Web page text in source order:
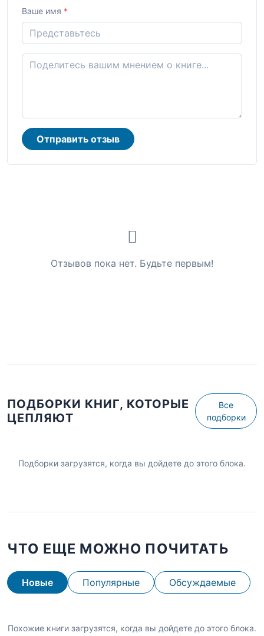
Ваше имя *
Отправить отзыв
Отзывов пока нет. Будьте первым!
ПОДБОРКИ КНИГ, КОТОРЫЕ
ЦЕПЛЯЮТ
Все
подборки
Подборки загрузятся, когда вы дойдете до этого блока.
ЧТО ЕЩЕ МОЖНО ПОЧИТАТЬ
Новые Популярные Обсуждаемые
Похожие книги загрузятся, когда вы дойдете до этого блока.